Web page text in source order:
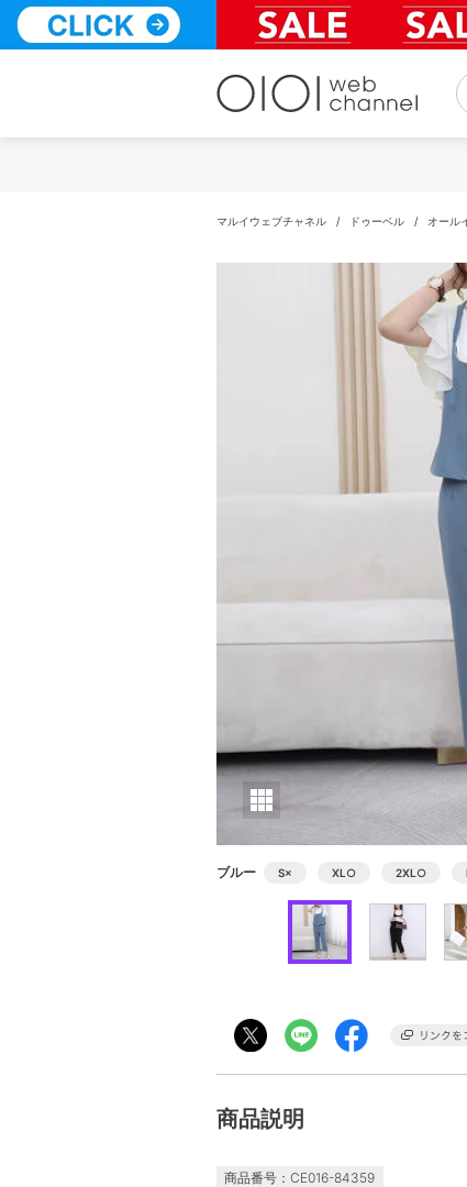
テ
マルイウェブチャネル / ドゥーベル / オール
ブルー S× XL ○ 2XL ○ L
商品説明
商品番号：CE016-84359